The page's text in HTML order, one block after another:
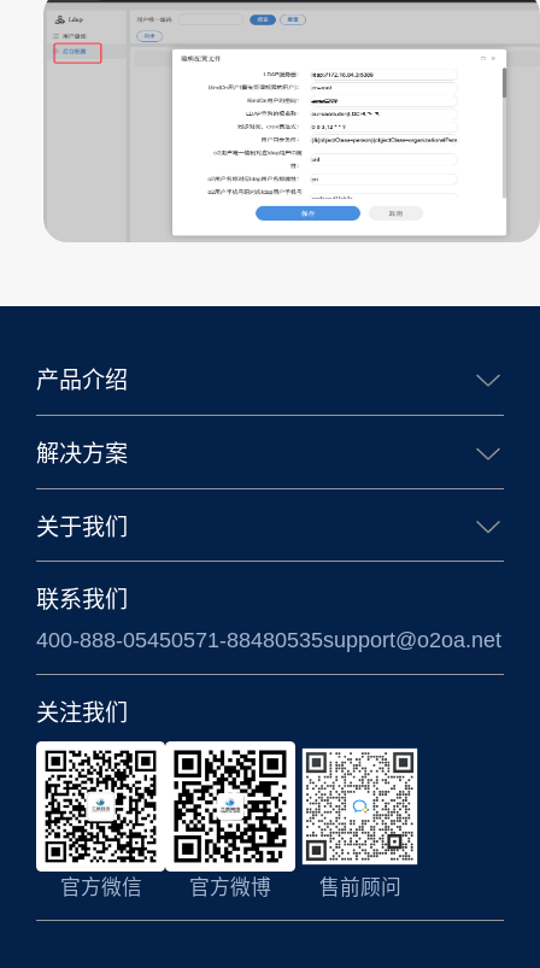
产品介绍
解决方案
信创国产化解决方案
关于我们
联系我们
400-888-05450571-88480535support@o2oa.net
关注我们
官方微信 官方微博 售前顾问